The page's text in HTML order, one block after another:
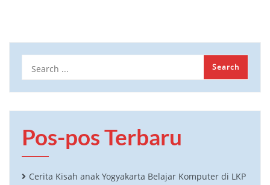
Pos-pos Terbaru
Cerita Kisah anak Yogyakarta Belajar Komputer di LKP